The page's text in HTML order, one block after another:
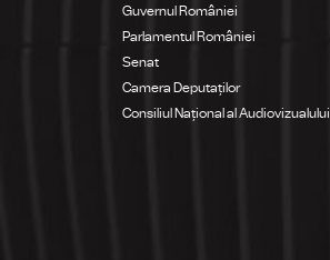
Guvernul României
Parlamentul României
Senat
Camera Deputaților
Consiliul Național al Audiovizualului